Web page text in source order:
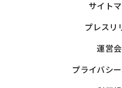
サイト
プレスリ
運営
プライバシ